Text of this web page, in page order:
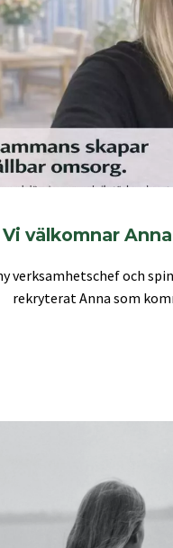
Vi välkomnar
verksamhetschef och
rekryterat Anna som